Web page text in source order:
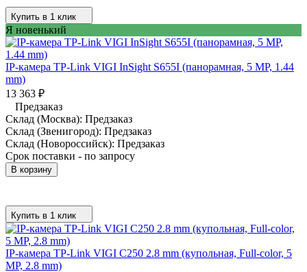
Купить в 1 клик
Я новенький
IP-камера TP-Link VIGI InSight S655I (панорамная, 5 MP, 1.44
mm)
13 363 ₽
Предзаказ
Склад (Москва): Предзаказ
Склад (Звенигород): Предзаказ
Склад (Новороссийск): Предзаказ
Срок поставки - по запросу
В корзину
Купить в 1 клик
IP-камера TP-Link VIGI C250 2.8 mm (купольная, Full-color, 5
MP, 2.8 mm)